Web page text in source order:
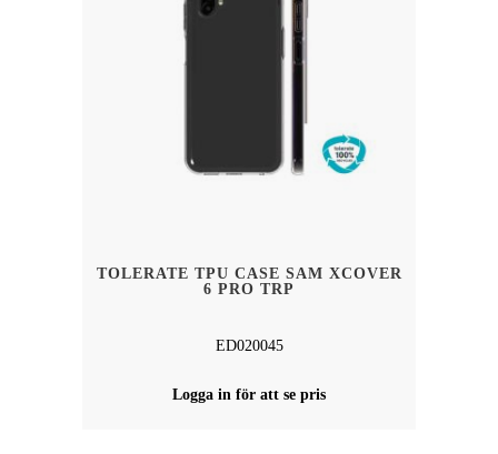
TOLERATE TPU CASE SAM XCOVER
6 PRO TRP
ED020045
Logga in för att se pris